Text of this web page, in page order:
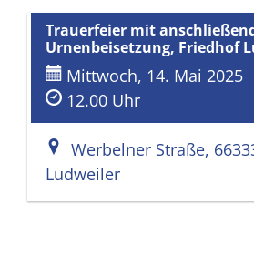
Trauerfeier mit
Urnenbeisetzung, Friedhof
Mittwoch, 14. Mai 2025
12.00 Uhr
Werbelner Straße,
Ludweiler